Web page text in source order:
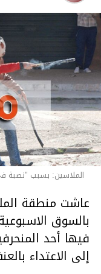
الملاسين: بسبب
عاشت منطقة
بالسوق
فيها أحد
إلى الاعتداء